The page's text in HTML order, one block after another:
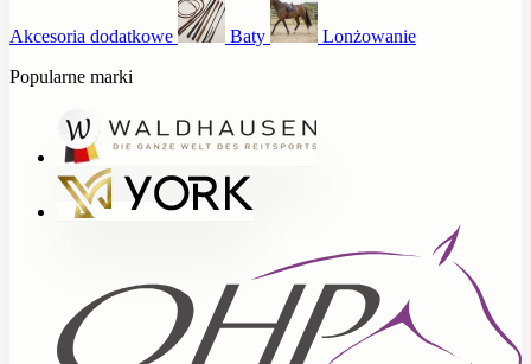
Akcesoria dodatkowe Baty
Lonżowanie
Popularne marki